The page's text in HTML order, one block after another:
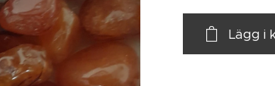
Lägg i